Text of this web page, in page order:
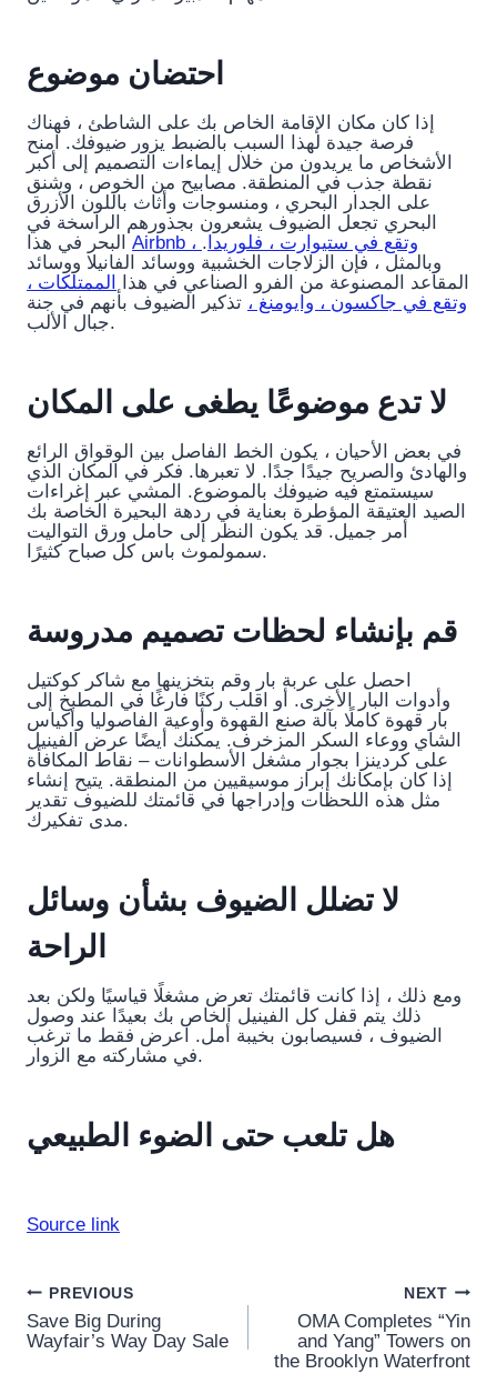
احتضان موضوع
إذا كان مكان الإقامة الخاص بك على الشاطئ ، فهناك
فرصة جيدة لهذا السبب بالضبط يزور ضيوفك. امنح
الأشخاص ما يريدون من خلال إيماءات التصميم إلى أكبر
نقطة جذب في المنطقة. مصابيح من الخوص ، وشنق
على الجدار البحري ، ومنسوجات وأثاث باللون الأزرق
البحري تجعل الضيوف يشعرون بجذورهم الراسخة في
Airbnb ، وتقع في ستيوارت ، فلوريدا .
وبالمثل ، فإن الزلاجات الخشبية ووسائد الفانيلا ووسائد
المقاعد المصنوعة من الفرو الصناعي في هذا
الممتلكات ،
وتقع في جاكسون ، وايومنغ ، تذكير الضيوف بأنهم في جنة
جبال الألب.
لا تدع موضوعًا يطغى على المكان
في بعض الأحيان ، يكون الخط الفاصل بين الوقواق الرائع
والهادئ والصريح جيدًا جدًا. لا تعبرها. فكر في المكان الذي
سيستمتع فيه ضيوفك بالموضوع. المشي عبر إغراءات
الصيد العتيقة المؤطرة بعناية في ردهة البحيرة الخاصة بك
أمر جميل. قد يكون النظر إلى حامل ورق التواليت
سمولموث باس كل صباح كثيرًا.
قم بإنشاء لحظات تصميم مدروسة
احصل على عربة بار وقم بتخزينها مع شاكر كوكتيل
وأدوات البار الأخرى. أو اقلب ركنًا فارغًا في المطبخ إلى
بار قهوة كاملًا بآلة صنع القهوة وأوعية الفاصوليا وأكياس
الشاي ووعاء السكر المزخرف. يمكنك أيضًا عرض الفينيل
على كردينزا بجوار مشغل الأسطوانات – نقاط المكافأة
إذا كان بإمكانك إبراز موسيقيين من المنطقة. يتيح إنشاء
مثل هذه اللحظات وإدراجها في قائمتك للضيوف تقدير
مدى تفكيرك.
لا تضلل الضيوف بشأن وسائل
الراحة
ومع ذلك ، إذا كانت قائمتك تعرض مشغلًا قياسيًا ولكن بعد
ذلك يتم قفل كل الفينيل الخاص بك بعيدًا عند وصول
الضيوف ، فسيصابون بخيبة أمل. اعرض فقط ما ترغب
في مشاركته مع الزوار.
هل تلعب حتى الضوء الطبيعي
Source link
Post
navigation
PREVIOUS
Save Big During
Wayfair’s Way Day Sale
NEXT
OMA Completes “Yin
and Yang” Towers on
the Brooklyn Waterfront